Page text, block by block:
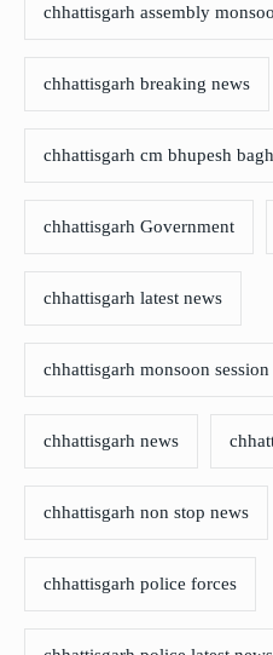
chhattisgarh assembly
chhattisgarh breaking news
chhattisgarh cm bhupesh
chhattisgarh Government
chhattisgarh latest news
chhattisgarh monsoon
chhattisgarh news
chhattisgarh non stop news
chhattisgarh police forces